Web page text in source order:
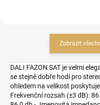
Zobrazit
DALI FAZON SAT je velmi
se stejně dobře hodí pro
ohledem na velikost
Frekvenční rozsah (±3 dB):